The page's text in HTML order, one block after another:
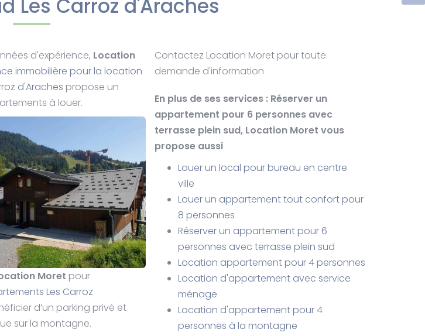
Les Carroz d'Araches
d'expérience, Location
immobilière pour la location
d'Araches propose un
à louer.
Moret pour
Les Carroz
d’un parking privé et
sur la montagne.
Contactez Location Moret pour toute
demande d'information
En plus de ses services : Réserver un
appartement pour 6 personnes avec
terrasse plein sud, Location Moret vous
propose aussi
Louer un local pour bureau en centre
ville
Louer un appartement tout confort pour
8 personnes
Réserver un appartement pour 6
personnes avec terrasse plein sud
Location appartement pour 4 personnes
Location d'appartement avec service
ménage
Location d'appartement pour 4
personnes à la montagne